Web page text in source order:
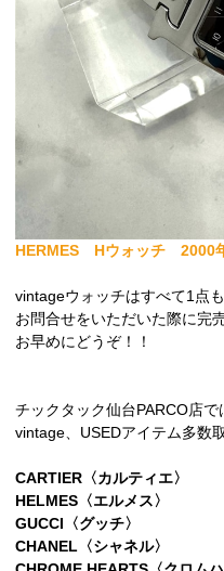
HERMES Hウォッチ
vintageウォッチはすべて1点も
お問合せをいただいた際に完
お早めにどうぞ！！
チックタック仙台PARCO店で
vintage、USEDアイテム多数
CARTIER〈カルティエ〉
HELMES〈エルメス〉
GUCCI〈グッチ〉
CHANEL〈シャネル〉